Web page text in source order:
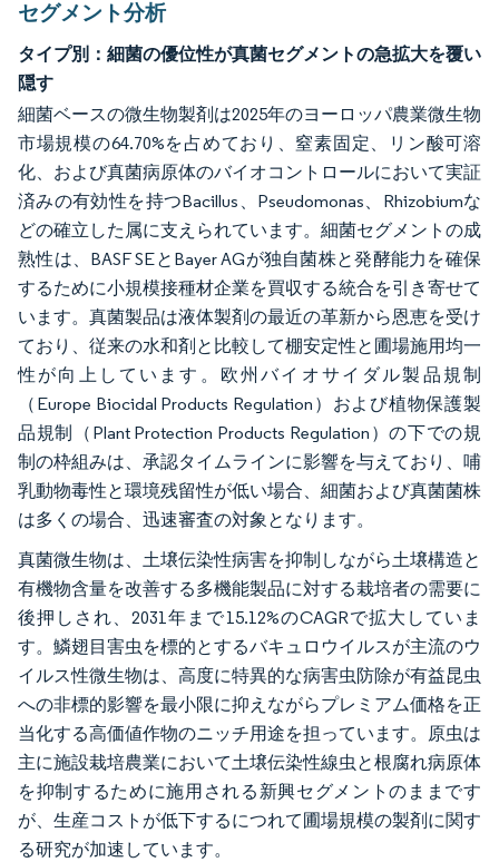
セグメント分析
タイプ別：細菌の優位性が真菌セグメントの急拡大を覆い
隠す
細菌ベースの微生物製剤は2025年のヨーロッパ農業微生物
市場規模の64.70%を占めており、窒素固定、リン酸可溶
化、および真菌病原体のバイオコントロールにおいて実証
済みの有効性を持つBacillus、Pseudomonas、Rhizobiumな
どの確立した属に支えられています。細菌セグメントの成
熟性は、BASF SEとBayer AGが独自菌株と発酵能力を確保
するために小規模接種材企業を買収する統合を引き寄せて
います。真菌製品は液体製剤の最近の革新から恩恵を受け
ており、従来の水和剤と比較して棚安定性と圃場施用均一
性が向上しています。欧州バイオサイダル製品規制
（Europe Biocidal Products Regulation）および植物保護製
品規制（Plant Protection Products Regulation）の下での規
制の枠組みは、承認タイムラインに影響を与えており、哺
乳動物毒性と環境残留性が低い場合、細菌および真菌菌株
は多くの場合、迅速審査の対象となります。
真菌微生物は、土壌伝染性病害を抑制しながら土壌構造と
有機物含量を改善する多機能製品に対する栽培者の需要に
後押しされ、2031年まで15.12%のCAGRで拡大していま
す。鱗翅目害虫を標的とするバキュロウイルスが主流のウ
イルス性微生物は、高度に特異的な病害虫防除が有益昆虫
への非標的影響を最小限に抑えながらプレミアム価格を正
当化する高価値作物のニッチ用途を担っています。原虫は
主に施設栽培農業において土壌伝染性線虫と根腐れ病原体
を抑制するために施用される新興セグメントのままです
が、生産コストが低下するにつれて圃場規模の製剤に関す
る研究が加速しています。